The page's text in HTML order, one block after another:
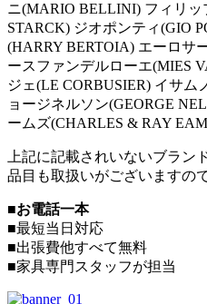
ニ(MARIO BELLINI) フィリッ
STARCK) ジオポンティ(GIO
(HARRY BERTOIA) エーロサ
ースファンデルローエ(MIES
ジェ(LE CORBUSIER) イサ
ョージネルソン(GEORGE
ームズ(CHARLES & RAY
上記に記載されいないブラン
品目も取扱いがございますの
■お電話一本
■最短当日対応
■出張費他すべて無料
■家具専門スタッフが担当